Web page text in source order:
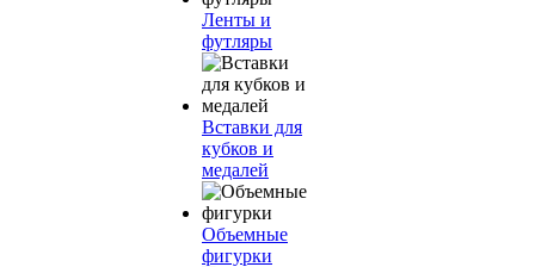
Ленты и
футляры
Вставки для
кубков и
медалей
Объемные
фигурки